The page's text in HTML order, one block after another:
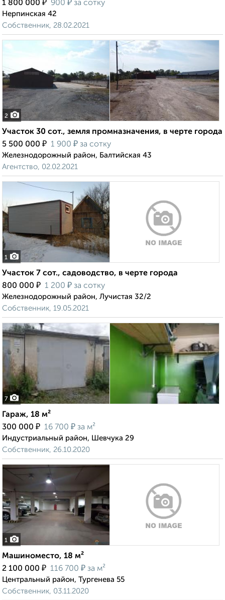
1 800 000 ₽ 900 ₽ за сотку
Нерпинская 42
Собственник, 28.02.2021
2
Участок 30 сот., земля промназначения, в черте города
5 500 000 ₽ 1 900 ₽ за сотку
Железнодорожный район, Балтийская 43
Агентство, 02.02.2021
1
Участок 7 сот., садоводство, в черте города
800 000 ₽ 1 200 ₽ за сотку
Железнодорожный район, Лучистая 32/2
Собственник, 19.05.2021
7
Гараж, 18 м²
300 000 ₽ 16 700 ₽ за м²
Индустриальный район, Шевчука 29
Собственник, 26.10.2020
1
Машиноместо, 18 м²
2 100 000 ₽ 116 700 ₽ за м²
Центральный район, Тургенева 55
Собственник, 03.11.2020